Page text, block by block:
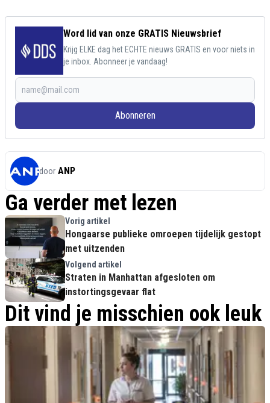
Word lid van onze GRATIS Nieuwsbrief
Krijg ELKE dag het ECHTE nieuws GRATIS en voor niets in
je inbox. Abonneer je vandaag!
Abonneren
door ANP
Ga verder met lezen
Vorig artikel
Hongaarse publieke omroepen tijdelijk gestopt
met uitzenden
Volgend artikel
Straten in Manhattan afgesloten om
instortingsgevaar flat
Dit vind je misschien ook leuk